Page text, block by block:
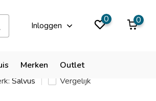
Inloggen
0 0
Merken Outlet
9,9
Salvus Vergelijk